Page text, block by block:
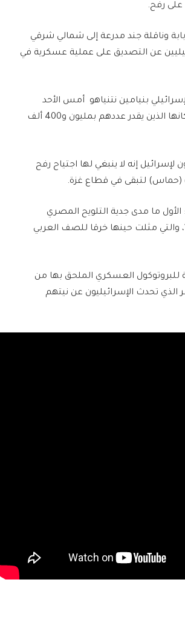
على رفح.
مصدران أمنيان مصريان قالا للجزيرة إن القاهرة أرسلت نحو 40 دبابة وناقلة جند مدرعة إلى شمالي شرقي
عن التصديق على عملية عسكرية في
بنيامين نتنياهو أمس الأحد
المضي قدما في خطة اجتياح مدينة رفح، وكشف عن خطة لتهجير سكانها الذين يقدر عددهم بمليون و400 ألف
إنه لا ينبغي لها اجتياح رفح
(حماس) لتبقى في قطاع غزة.
الأول ما مدى جدية التلويح المصري
بتعليق اتفاقية كامب ديفيد الموقعة بينها وبين إسرائيل في عام 1979، والتي مثلت حينها خرقا للصف العربي
للبروتوكول العسكري الملحق بها من
الذي تحدث الإسرائيليون عن نيتهم